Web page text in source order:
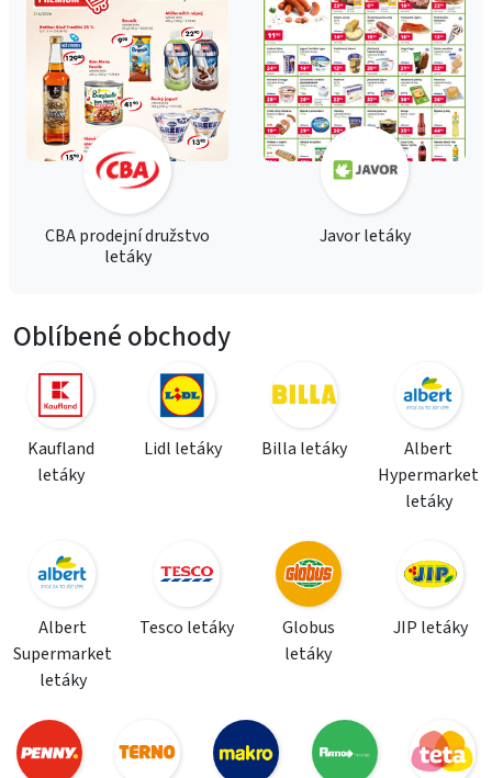
CBA prodejní družstvo
letáky
Javor letáky
Oblíbené obchody
Kaufland
letáky
Lidl letáky Billa letáky
Albert
Hypermarket
letáky
Albert
Supermarket
letáky
Tesco letáky
Globus
letáky
JIP letáky